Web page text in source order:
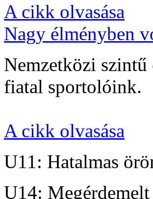
A cikk olvasása
Nagy élményben
Nemzetközi szintű
fiatal sportolóink.
A cikk olvasása
U11: Hatalmas
U14: